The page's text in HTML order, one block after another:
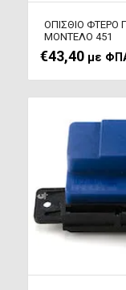
ΟΠΙΣΘΙΟ ΦΤΕΡΟ
ΜΟΝΤΕΛΟ 451
€43,40 με